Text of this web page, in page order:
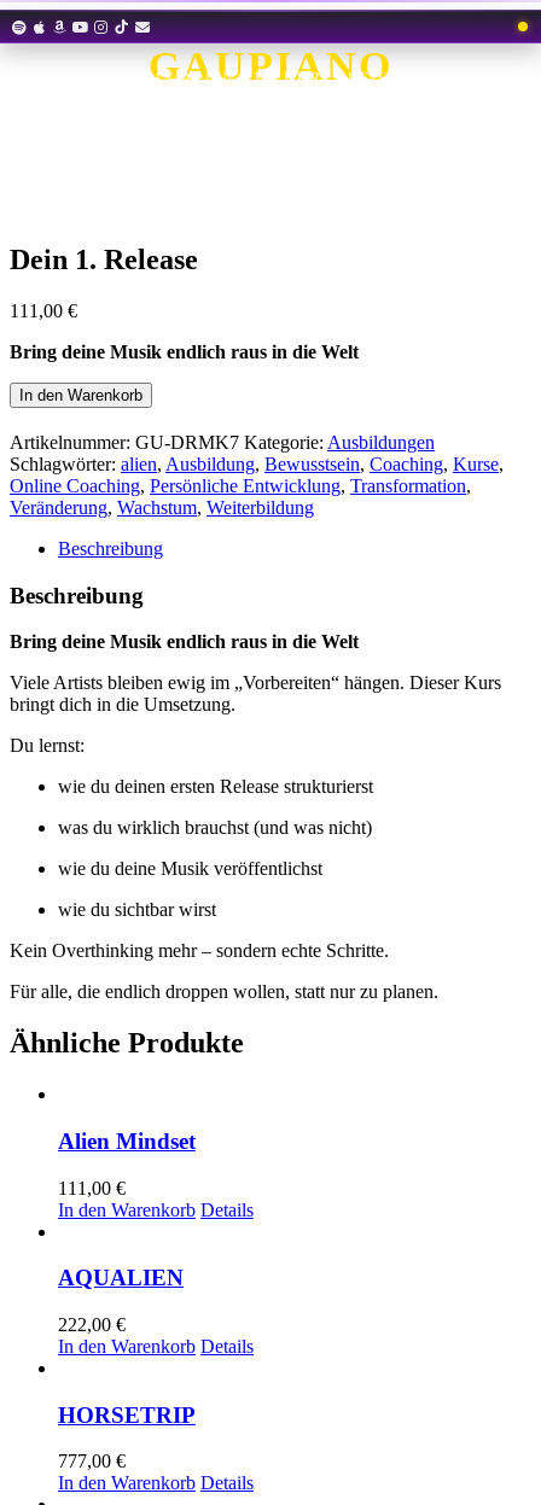
Zum
Inhalt
GAUPIANO
EIN ALIEN AUF DURCHREISE
Dein 1. Release
111,00 €
Bring deine Musik endlich raus in die Welt
Dein
1.
Release
Menge
In den Warenkorb
Artikelnummer: GU-DRMK7 Kategorie: Ausbildungen
Schlagwörter: alien, Ausbildung, Bewusstsein, Coaching, Kurse,
Online Coaching, Persönliche Entwicklung, Transformation,
Veränderung, Wachstum, Weiterbildung
Beschreibung
Beschreibung
Bring deine Musik endlich raus in die Welt
Viele Artists bleiben ewig im „Vorbereiten“ hängen. Dieser Kurs
bringt dich in die Umsetzung.
Du lernst:
wie du deinen ersten Release strukturierst
was du wirklich brauchst (und was nicht)
wie du deine Musik veröffentlichst
wie du sichtbar wirst
Kein Overthinking mehr – sondern echte Schritte.
Für alle, die endlich droppen wollen, statt nur zu planen.
Ähnliche Produkte
Alien Mindset
111,00 €
In den Warenkorb Details
AQUALIEN
222,00 €
In den Warenkorb Details
HORSETRIP
777,00 €
In den Warenkorb Details